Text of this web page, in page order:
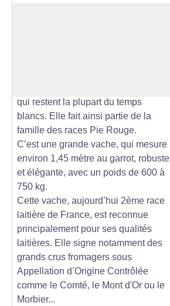
qui restent la plupart du temps
blancs. Elle fait ainsi partie de la
famille des races Pie Rouge.
C’est une grande vache, qui mesure
environ 1,45 mètre au garrot, robuste
et élégante, avec un poids de 600 à
750 kg.
Cette vache, aujourd’hui 2ème race
laitière de France, est reconnue
principalement pour ses qualités
laitières. Elle signe notamment des
grands crus fromagers sous
Appellation d’Origine Contrôlée
comme le Comté, le Mont d'Or ou le
Morbier...